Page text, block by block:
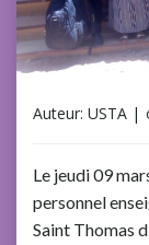
Auteur: USTA |
Le jeudi 09
personnel
Saint Thomas